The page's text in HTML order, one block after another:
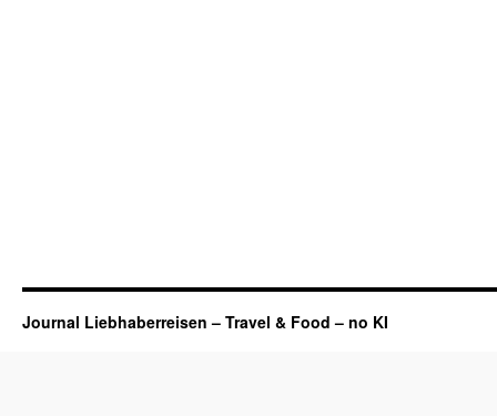
Journal Liebhaberreisen – Travel & Food – no KI